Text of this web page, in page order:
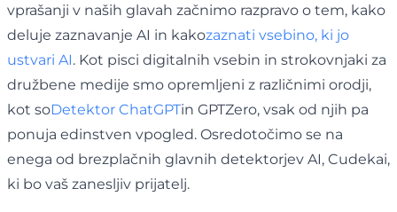
vprašanji v naših glavah začnimo razpravo o tem, kako
deluje zaznavanje AI in kakozaznati vsebino, ki jo
ustvari AI. Kot pisci digitalnih vsebin in strokovnjaki za
družbene medije smo opremljeni z različnimi orodji,
kot soDetektor ChatGPTin GPTZero, vsak od njih pa
ponuja edinstven vpogled. Osredotočimo se na
enega od brezplačnih glavnih detektorjev AI, Cudekai,
ki bo vaš zanesljiv prijatelj.